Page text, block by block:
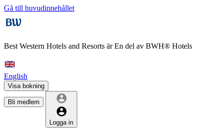
Gå till huvudinnehållet
Best Western Hotels and Resorts ärEn del av BWH® Hotels
English
Visa bokning
Bli medlem
Logga in